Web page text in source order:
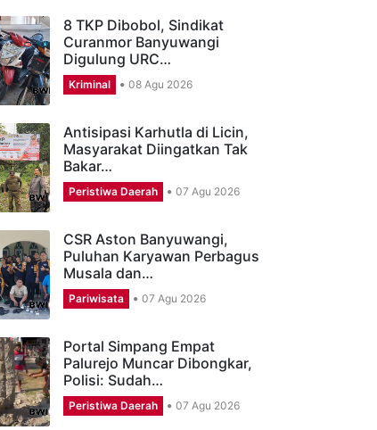
Sekitar Kita 08 Agu 2026
8 TKP Dibobol, Sindikat
Curanmor Banyuwangi
Kriminal 08 Agu 2026
Antisipasi Karhutla di Licin,
Masyarakat Diingatkan Tak
Peristiwa Daerah 07 Agu 2026
CSR Aston Banyuwangi,
Puluhan Karyawan Perbagus
Pariwisata 07 Agu 2026
Portal Simpang Empat
Palurejo Muncar Dibongkar,